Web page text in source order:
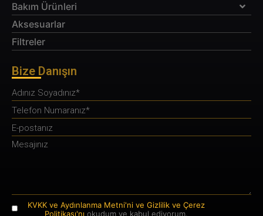
Bakım Ürünleri
Aksesuarlar
Filtreler
Bize Danışın
KVKK ve Aydınlanma Metni'ni ve Gizlilik ve Çerez
Politikası'nı okudum ve kabul ediyorum.